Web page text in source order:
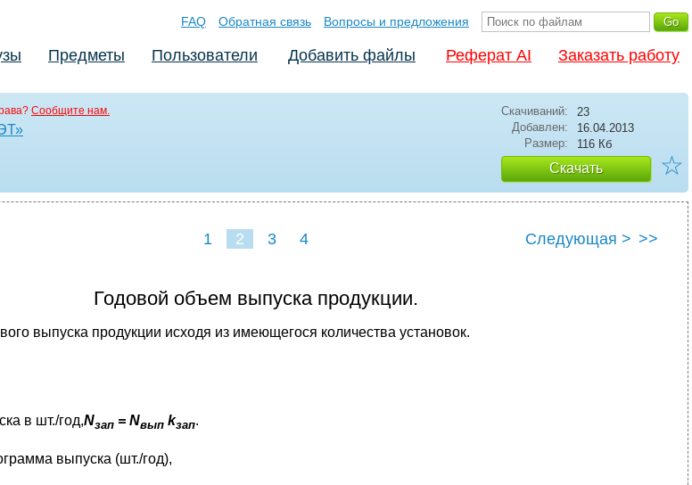
FAQ Обратная связь Вопросы и предложения
Предметы Пользователи Добавить файлы Реферат AI Заказать работу
Сообщите нам. Скачиваний:
23
Добавлен:
16.04.2013
Размер:
116 Кб
Скачать ☆
1 2 3 4 Следующая > >>
Годовой объем выпуска продукции.
выпуска продукции исходя из имеющегося количества установок.
в шт./год,Nзап = Nвып kзап.
выпуска (шт./год),